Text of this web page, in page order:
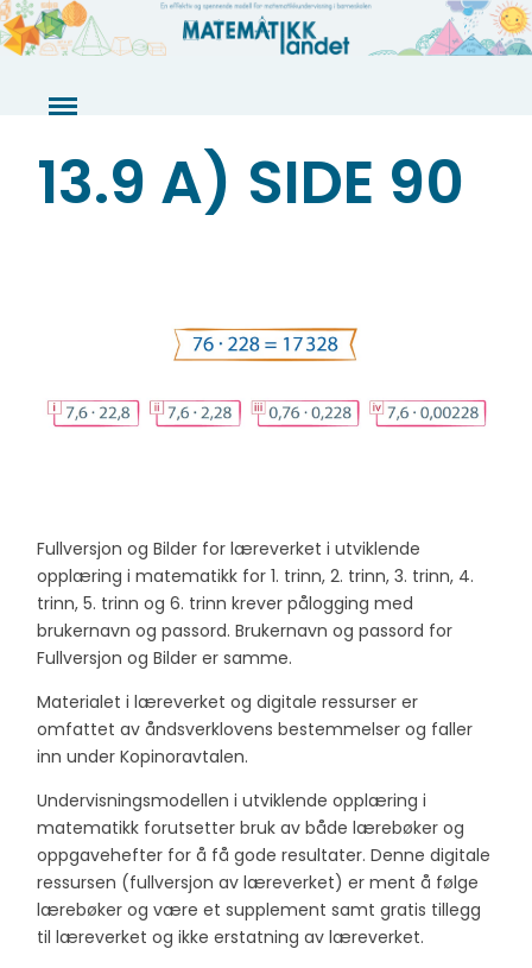
Skip
to
13.9 A) SIDE 90
Fullversjon og Bilder for læreverket i utviklende
opplæring i matematikk for 1. trinn, 2. trinn, 3. trinn, 4.
trinn, 5. trinn og 6. trinn krever pålogging med
brukernavn og passord. Brukernavn og passord for
Fullversjon og Bilder er samme.
Materialet i læreverket og digitale ressurser er
omfattet av åndsverklovens bestemmelser og faller
inn under Kopinoravtalen.
Undervisningsmodellen i utviklende opplæring i
matematikk forutsetter bruk av både lærebøker og
oppgavehefter for å få gode resultater. Denne digitale
ressursen (fullversjon av læreverket) er ment å følge
lærebøker og være et supplement samt gratis tillegg
til læreverket og ikke erstatning av læreverket.